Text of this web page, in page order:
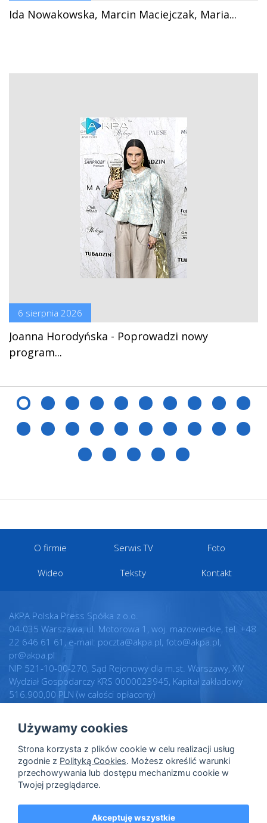
Ida Nowakowska, Marcin Maciejczak, Maria...
6 sierpnia 2026
Joanna Horodyńska - Poprowadzi nowy
program...
O firmie Serwis TV Foto
Wideo Teksty Kontakt
AKPA Polska Press Spółka z o.o.
04-035 Warszawa, ul. Motorowa 1, woj. mazowieckie, tel. +48
22 646 61 61, e-mail: poczta@akpa.pl, foto@akpa.pl,
pr@akpa.pl
NIP 521-10-00-270, Sąd Rejonowy dla m.st. Warszawy, XIV
Wydział Gospodarczy KRS 0000023945, Kapitał zakładowy
516.900,00 PLN (w całości opłacony)
Regulamin
Warunki licencji
Polityka prywatności
Polityka cookies
Dane osobowe
Realizacja:
Intellect.pl
Używamy cookies
Strona korzysta z plików cookie w celu realizacji usług
zgodnie z Polityką Cookies. Możesz określić warunki
przechowywania lub dostępu mechanizmu cookie w
Twojej przeglądarce.
Akceptuję wszystkie